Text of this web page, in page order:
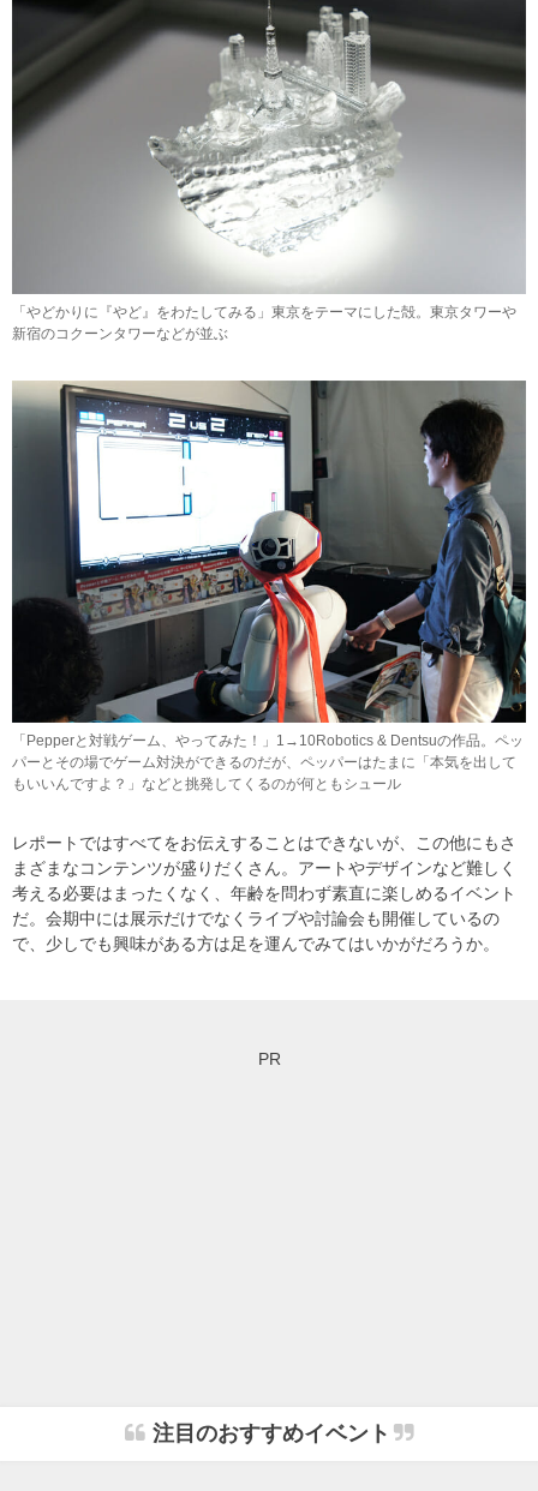
「やどかりに『やど』をわたしてみる」東京をテーマにした殻。東京タワーや
新宿のコクーンタワーなどが並ぶ
「Pepperと対戦ゲーム、やってみた！」1→10Robotics & Dentsuの作品。ペッ
パーとその場でゲーム対決ができるのだが、ペッパーはたまに「本気を出して
もいいんですよ？」などと挑発してくるのが何ともシュール
レポートではすべてをお伝えすることはできないが、この他にもさ
まざまなコンテンツが盛りだくさん。アートやデザインなど難しく
考える必要はまったくなく、年齢を問わず素直に楽しめるイベント
だ。会期中には展示だけでなくライブや討論会も開催しているの
で、少しでも興味がある方は足を運んでみてはいかがだろうか。
PR
注目のおすすめイベント